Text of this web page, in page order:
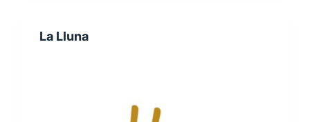
La Lluna